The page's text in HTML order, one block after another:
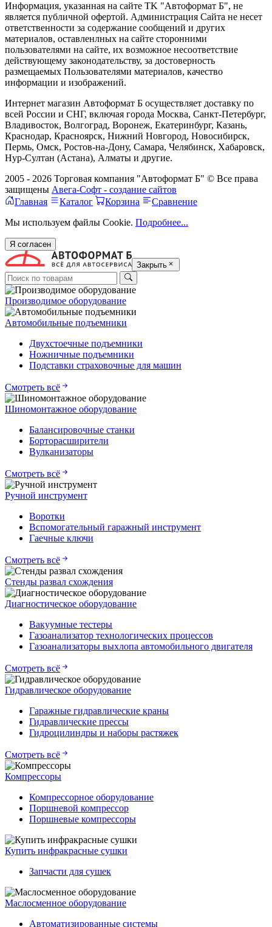
Информация, указанная на сайте TK "Автоформат Б", не
является публичной офертой. Администрация Сайта не несет
ответственности за содержание сообщений и других
материалов, оставленлных на сайте сторонними
пользователями на сайте, их возможное несоответствие
действующему законодательству, за достоверность
размещаемых Пользователями материалов, качество
информации и изображений.
Интернет магазин Автоформат Б осуществляет доставку по
всей России и СНГ, включая города Москва, Санкт-Петербург,
Владивосток, Волгоград, Воронеж, Екатеринбург, Казань,
Краснодар, Красноярск, Нижний Новгород, Новосибирск,
Пермь, Омск, Ростов-на-Дону, Самара, Челябинск, Хабаровск,
Нур-Султан (Астана), Алматы и другие.
2005 - 2026 Торговая компания "Автоформат Б" © Все права
защищены Авега-Софт - создание сайтов
Главная
Каталог Корзина
Сравнение
Мы используем файлы Cookie. Подробнее...
Я согласен
Закрыть
Производимое оборудование
Автомобильные подъемники
Двухстоечные подъемники
Ножничные подъемники
Подставки страховочные для машин
Смотреть всё
Шиномонтажное оборудование
Балансировочные станки
Борторасширители
Вулканизаторы
Смотреть всё
Ручной инструмент
Воротки
Вспомогательный гаражный инструмент
Гаечные ключи
Смотреть всё
Стенды развал схождения
Диагностическое оборудование
Вакуумные тестеры
Газоанализатор технологических процессов
Газоанализаторы выхлопа автомобильного двигателя
Смотреть всё
Гидравлическое оборудование
Гаражные гидравлические краны
Гидравлические прессы
Гидроцилиндры и наборы растяжек
Смотреть всё
Компрессоры
Компрессорное оборудование
Поршневой компрессор
Поршневые компрессоры
Купить инфракрасные сушки
Запчасти для сушек
Маслосменное оборудование
Автоматизированные системы